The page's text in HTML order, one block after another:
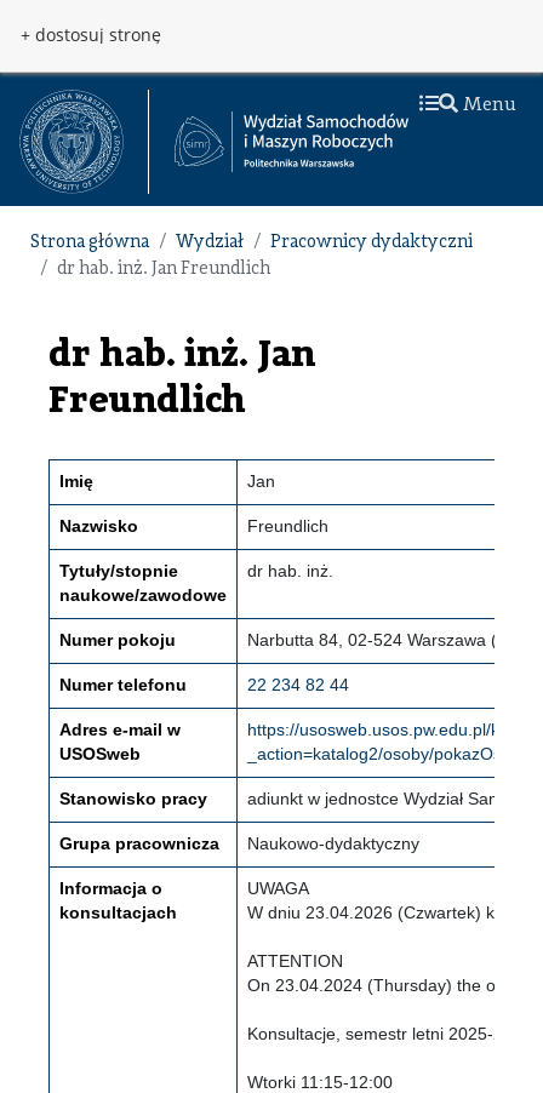
+ dostosuj stronę
Menu
Strona główna Wydział
Pracownicy dydaktyczni
dr hab. inż. Jan Freundlich
dr hab. inż. Jan
Freundlich
Imię Jan
Nazwisko Freundlich
Tytuły/stopnie
naukowe/zawodowe
dr hab. inż.
Numer pokoju Narbutta 84, 02-524 Warszawa
Numer telefonu 22 234 82 44
Adres e-mail w
USOSweb
https://usosweb.usos.pw.edu.pl/
_action=katalog2/osoby/
Stanowisko pracy adiunkt w jednostce Wydział
Grupa pracownicza Naukowo-dydaktyczny
Informacja o
konsultacjach
UWAGA
W dniu 23.04.2026 (Czwartek)
ATTENTION
On 23.04.2024 (Thursday) the office
Konsultacje, semestr letni 2025-26
Wtorki 11:15-12:00